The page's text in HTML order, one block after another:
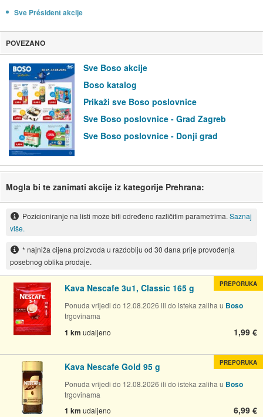
Sve Président akcije
POVEZANO
Sve Boso akcije
Boso katalog
Prikaži sve Boso poslovnice
Sve Boso poslovnice - Grad Zagreb
Sve Boso poslovnice - Donji grad
Mogla bi te zanimati akcije iz kategorije Prehrana:
Pozicioniranje na listi može biti određeno različitim parametrima. Saznaj
više.
* najniža cijena proizvoda u razdoblju od 30 dana prije provođenja
posebnog oblika prodaje.
Kava Nescafe 3u1, Classic 165 g
Ponuda vrijedi do 12.08.2026 ili do isteka zaliha u Boso
trgovinama
1 km udaljeno 1,99 €
PREPORUKA
Kava Nescafe Gold 95 g
Ponuda vrijedi do 12.08.2026 ili do isteka zaliha u Boso
trgovinama
1 km udaljeno 6,99 €
PREPORUKA